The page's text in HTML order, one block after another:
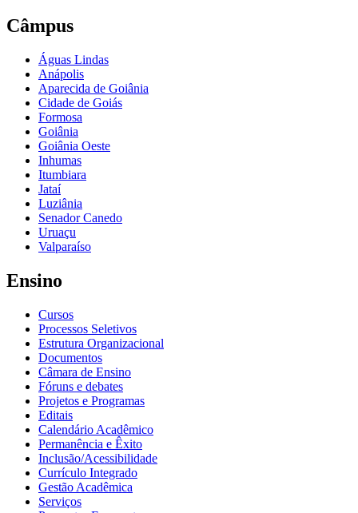
Câmpus
Águas Lindas
Anápolis
Aparecida de Goiânia
Cidade de Goiás
Formosa
Goiânia
Goiânia Oeste
Inhumas
Itumbiara
Jataí
Luziânia
Senador Canedo
Uruaçu
Valparaíso
Ensino
Cursos
Processos Seletivos
Estrutura Organizacional
Documentos
Câmara de Ensino
Fóruns e debates
Projetos e Programas
Editais
Calendário Acadêmico
Permanência e Êxito
Inclusão/Acessibilidade
Currículo Integrado
Gestão Acadêmica
Serviços